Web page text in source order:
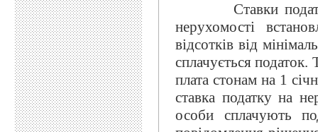
Ставки податку
нерухомості
відсотків від
сплачується
плата стонам на 1
ставка податку на
особи сплачують